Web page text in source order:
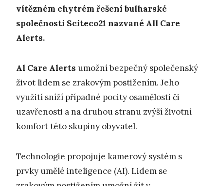
vítězném chytrém řešení bulharské
společnosti Sciteco21 nazvané All Care
Alerts.
Al Care Alerts umožní bezpečný společenský
život lidem se zrakovým postižením. Jeho
využití sníží případné pocity osamělosti či
uzavřenosti a na druhou stranu zvýší životní
komfort této skupiny obyvatel.
Technologie propojuje kamerový systém s
prvky umělé inteligence (AI). Lidem se